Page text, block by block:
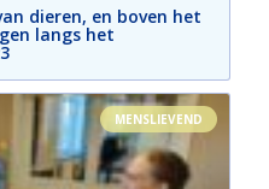
dieren, en boven het
langs het
MENSLIEVEND